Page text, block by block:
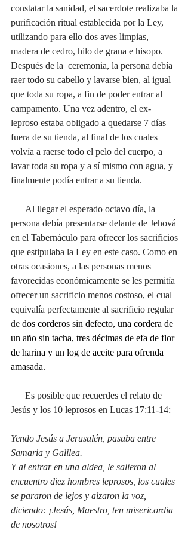
constatar la sanidad, el sacerdote realizaba la
purificación ritual establecida por la Ley,
utilizando para ello dos aves limpias,
madera de cedro, hilo de grana e hisopo.
Después de la  ceremonia, la persona debía
raer todo su cabello y lavarse bien, al igual
que toda su ropa, a fin de poder entrar al
campamento. Una vez adentro, el ex-
leproso estaba obligado a quedarse 7 días
fuera de su tienda, al final de los cuales
volvía a raerse todo el pelo del cuerpo, a
lavar toda su ropa y a sí mismo con agua, y
finalmente podía entrar a su tienda.
persona debía presentarse delante de Jehová
en el Tabernáculo para ofrecer los sacrificios
que estipulaba la Ley en este caso. Como en
otras ocasiones, a las personas menos
favorecidas económicamente se les permitía
ofrecer un sacrificio menos costoso, el cual
equivalía perfectamente al sacrificio regular
de dos corderos sin defecto, una cordera de
un año sin tacha, tres décimas de efa de flor
de harina y un log de aceite para ofrenda
amasada.
Jesús y los 10 leprosos en Lucas 17:11-14:
Yendo Jesús a Jerusalén, pasaba entre
Samaria y Galilea.
Y al entrar en una aldea, le salieron al
encuentro diez hombres leprosos, los cuales
se pararon de lejos y alzaron la voz,
diciendo: ¡Jesús, Maestro, ten misericordia
de nosotros!